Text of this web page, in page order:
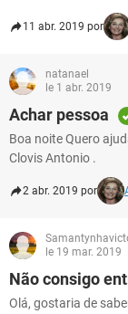
11 abr. 2019 por
natanael
le 1 abr. 2019
Achar pessoa
Boa noite Quero
Clovis Antonio .
2 abr. 2019 por
le 19 mar. 2019
Não consigo
Olá, gostaria de